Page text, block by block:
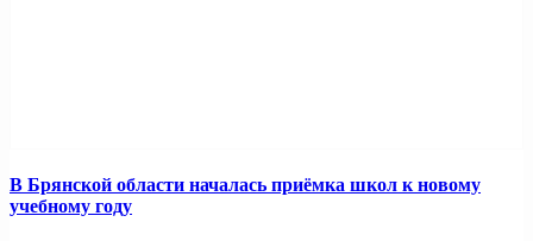
В Брянской области началась приёмка школ к новому
учебному году